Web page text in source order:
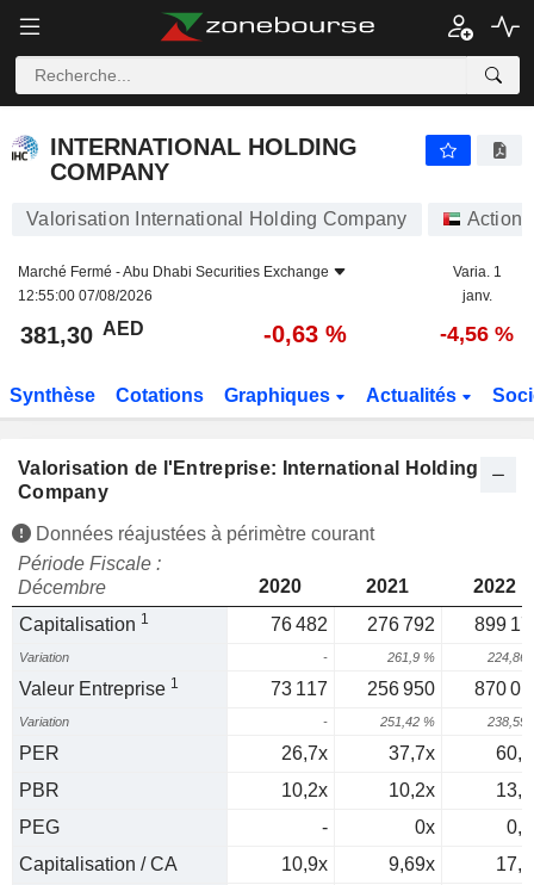
INTERNATIONAL HOLDING
COMPANY
Valorisation International Holding Company Actions
Marché Fermé -Abu Dhabi Securities Exchange
12:55:00 07/08/2026
Varia. 1
janv.
381,30 AED -0,63 % -4,56 %
Synthèse Cotations Graphiques Actualités
Valorisation de l'Entreprise: International Holding
Company
Données réajustées à périmètre courant
Période Fiscale :
Décembre
2020 2021
2022
Capitalisation 1 76 482 276 792 899
Variation - 261,9 % 224,86
Valeur Entreprise 1 73 117 256 950 870
Variation - 251,42 % 238,59
PER 26,7x 37,7x
PBR
10,2x 10,2x
PEG
- 0x
Capitalisation / CA
10,9x 9,69x